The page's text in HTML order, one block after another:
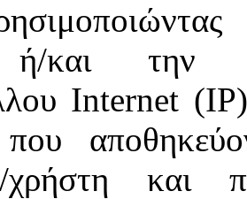
και την
Internet
που
χρήστη και